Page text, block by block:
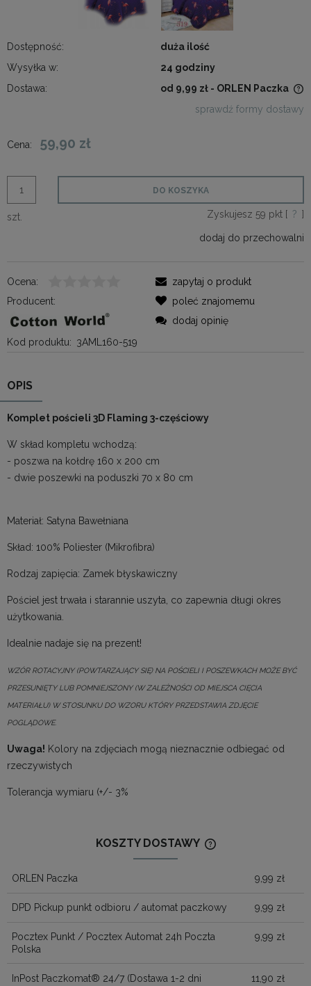
Dostępność:
duża ilość
Wysyłka w:
24 godziny
Dostawa:
od 9,99 zł - ORLEN Paczka
sprawdź formy dostawy
Cena: 59,90 zł
szt.
DO KOSZYKA
Zyskujesz 59 pkt [ ? ]
dodaj do przechowalni
Ocena:
Producent:
Kod produktu: 3AML160-519
zapytaj o produkt
poleć znajomemu
dodaj opinię
OPIS
Komplet pościeli 3D Flaming 3-częściowy
W skład kompletu wchodzą:
- poszwa na kołdrę 160 x 200 cm
- dwie poszewki na poduszki 70 x 80 cm
Materiał: Satyna Bawełniana
Skład: 100% Poliester (Mikrofibra)
Rodzaj zapięcia: Zamek błyskawiczny
Pościel jest trwała i starannie uszyta, co zapewnia długi okres
użytkowania.
Idealnie nadaje się na prezent!
WZÓR ROTACYJNY (POWTARZAJĄCY SIĘ) NA POŚCIELI I POSZEWKACH MOŻE BYĆ
PRZESUNIĘTY LUB POMNIEJSZONY (W ZALEŻNOŚCI OD MIEJSCA CIĘCIA
MATERIAŁU) W STOSUNKU DO WZORU KTÓRY PRZEDSTAWIA ZDJĘCIE
POGLĄDOWE.
Uwaga! Kolory na zdjęciach mogą nieznacznie odbiegać od
rzeczywistych
Tolerancja wymiaru (+/- 3%
KOSZTY DOSTAWY
ORLEN Paczka 9,99 zł
DPD Pickup punkt odbioru / automat paczkowy 9,99 zł
Pocztex Punkt / Pocztex Automat 24h Poczta
Polska
9,99 zł
InPost Paczkomat® 24/7 (Dostawa 1-2 dni
11,90 zł